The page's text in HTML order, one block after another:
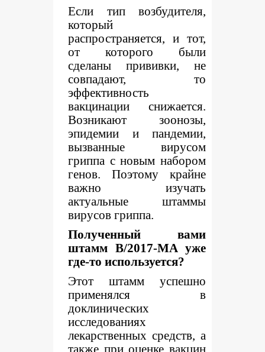
Если тип возбудителя,
который
распространяется, и тот,
от которого были
сделаны прививки, не
совпадают, то
эффективность
вакцинации снижается.
Возникают зоонозы,
эпидемии и пандемии,
вызванные вирусом
гриппа с новым набором
генов. Поэтому крайне
важно изучать
актуальные штаммы
вирусов гриппа.
Полученный вами
штамм B/2017-MA уже
где-то используется?
Этот штамм успешно
применялся в
доклинических
исследованиях
лекарственных средств, а
также при оценке вакцин